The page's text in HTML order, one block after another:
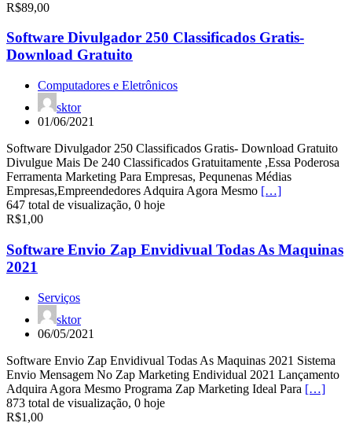
R$89,00
Software Divulgador 250 Classificados Gratis-
Download Gratuito
Computadores e Eletrônicos
sktor
01/06/2021
Software Divulgador 250 Classificados Gratis- Download Gratuito
Divulgue Mais De 240 Classificados Gratuitamente ,Essa Poderosa
Ferramenta Marketing Para Empresas, Pequnenas Médias
Empresas,Empreendedores Adquira Agora Mesmo […]
647 total de visualização, 0 hoje
R$1,00
Software Envio Zap Envidivual Todas As Maquinas
2021
Serviços
sktor
06/05/2021
Software Envio Zap Envidivual Todas As Maquinas 2021 Sistema
Envio Mensagem No Zap Marketing Endividual 2021 Lançamento
Adquira Agora Mesmo Programa Zap Marketing Ideal Para […]
873 total de visualização, 0 hoje
R$1,00